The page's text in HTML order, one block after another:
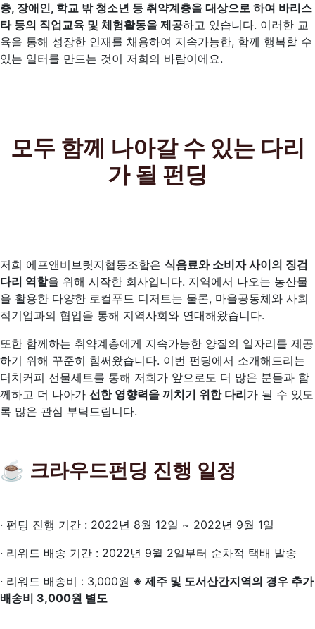
층, 장애인, 학교 밖 청소년 등 취약계층을 대상으로 하여 바리스
타 등의 직업교육 및 체험활동을 제공하고 있습니다. 이러한 교
육을 통해 성장한 인재를 채용하여 지속가능한, 함께 행복할 수
있는 일터를 만드는 것이 저희의 바람이에요.
모두 함께 나아갈 수 있는 다리
가 될 펀딩
저희 에프앤비브릿지협동조합은 식음료와 소비자 사이의 징검
다리 역할을 위해 시작한 회사입니다. 지역에서 나오는 농산물
을 활용한 다양한 로컬푸드 디저트는 물론, 마을공동체와 사회
적기업과의 협업을 통해 지역사회와 연대해왔습니다.
또한 함께하는 취약계층에게 지속가능한 양질의 일자리를 제공
하기 위해 꾸준히 힘써왔습니다. 이번 펀딩에서 소개해드리는
더치커피 선물세트를 통해 저희가 앞으로도 더 많은 분들과 함
께하고 더 나아가 선한 영향력을 끼치기 위한 다리가 될 수 있도
록 많은 관심 부탁드립니다.
☕ 크라우드펀딩 진행 일정
· 펀딩 진행 기간 : 2022년 8월 12일 ~ 2022년 9월 1일
· 리워드 배송 기간 : 2022년 9월 2일부터 순차적 택배 발송
· 리워드 배송비 : 3,000원 ※ 제주 및 도서산간지역의 경우 추가
배송비 3,000원 별도